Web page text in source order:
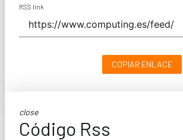
RSS link
COPIAR ENLACE
close
Código Rss